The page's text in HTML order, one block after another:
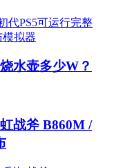
水壶多少W？
战斧 B860M /